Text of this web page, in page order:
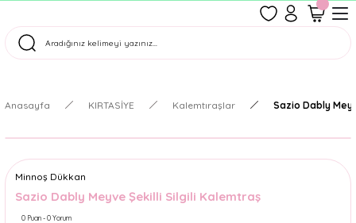
Tüm Siparişler Aynı Gün Kargoda!
Anasayfa KIRTASİYE Kalemtıraşlar Sazio Dably
Minnoş Dükkan
Sazio Dably Meyve Şekilli Silgili Kalemtraş
0 Puan - 0 Yorum